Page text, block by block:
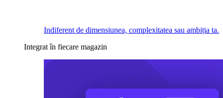
Indiferent de dimensiunea, complexitatea sau ambiția ta.
Integrat în fiecare magazin